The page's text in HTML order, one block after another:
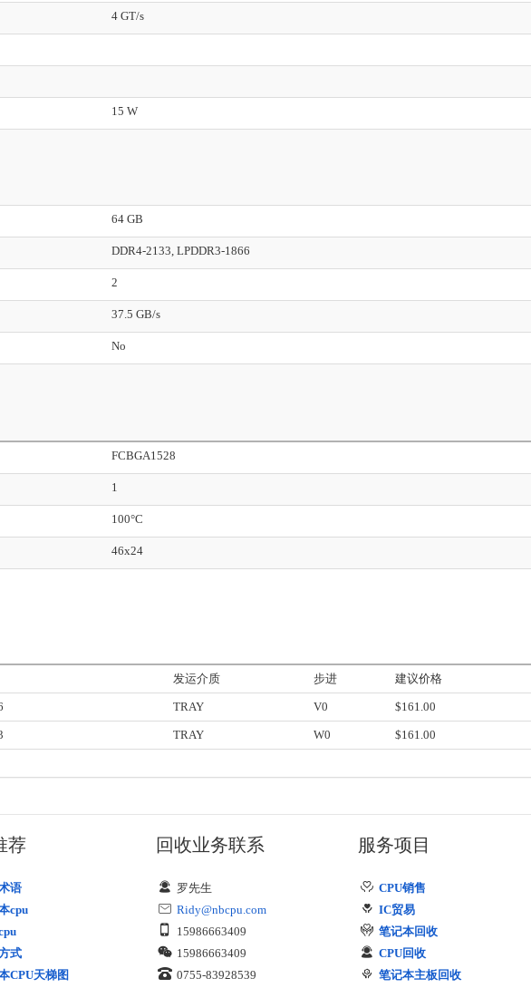
4 GT/s
15 W
64 GB
DDR4-2133, LPDDR3-1866
2
37.5 GB/s
No
FCBGA1528
1
100°C
46x24
发运介质 步进 建议价格
TRAY V0 $161.00
TRAY W0 $161.00
荐
语
cpu
式
CPU天梯图
回收业务联系
罗先生
Ridy@nbcpu.com
15986663409
15986663409
0755-83928539
服务项目
CPU销售
IC贸易
笔记本回收
CPU回收
笔记本主板回收